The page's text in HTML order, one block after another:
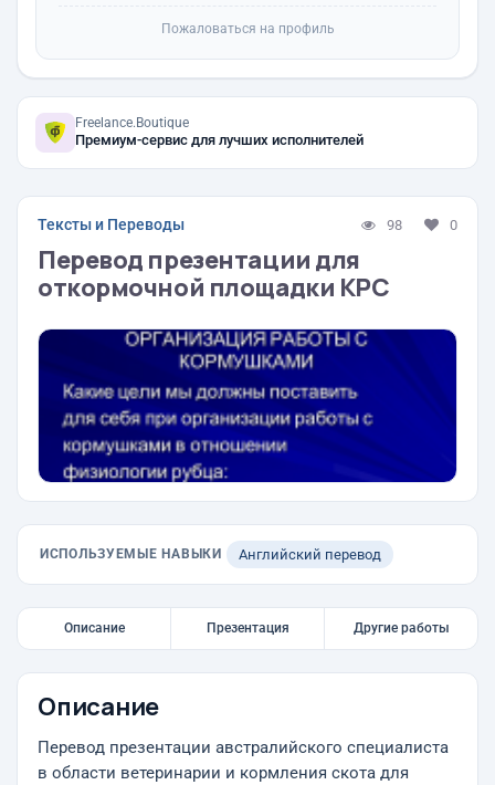
Пожаловаться на профиль
Freelance.Boutique
Премиум-сервис для лучших исполнителей
Тексты и Переводы 98 0
Перевод презентации для
откормочной площадки КРС
ИСПОЛЬЗУЕМЫЕ НАВЫКИ Английский перевод
Описание Презентация Другие работы
Описание
Перевод презентации австралийского специалиста
в области ветеринарии и кормления скота для